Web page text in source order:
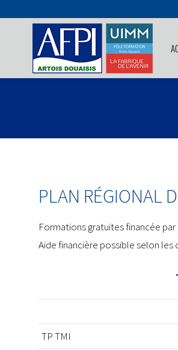
PLAN RÉGIONAL
Formations gratuites financée
Aide financière possible selon les
TP TMI